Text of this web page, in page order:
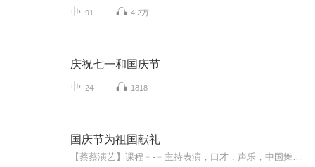
91 4.2万
庆祝七一和国庆节
24 1818
国庆节为祖国献礼